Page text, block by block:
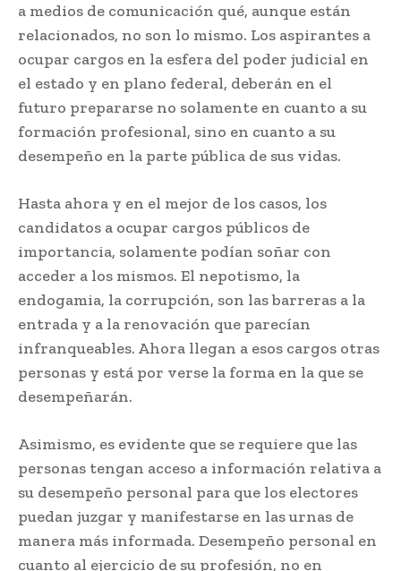
a medios de comunicación qué, aunque están
relacionados, no son lo mismo. Los aspirantes a
ocupar cargos en la esfera del poder judicial en
el estado y en plano federal, deberán en el
futuro prepararse no solamente en cuanto a su
formación profesional, sino en cuanto a su
desempeño en la parte pública de sus vidas.
Hasta ahora y en el mejor de los casos, los
candidatos a ocupar cargos públicos de
importancia, solamente podían soñar con
acceder a los mismos. El nepotismo, la
endogamia, la corrupción, son las barreras a la
entrada y a la renovación que parecían
infranqueables. Ahora llegan a esos cargos otras
personas y está por verse la forma en la que se
desempeñarán.
Asimismo, es evidente que se requiere que las
personas tengan acceso a información relativa a
su desempeño personal para que los electores
puedan juzgar y manifestarse en las urnas de
manera más informada. Desempeño personal en
cuanto al ejercicio de su profesión, no en